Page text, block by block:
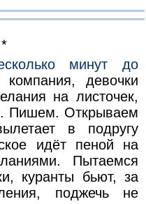
минут до
девочки
на листочек,
Пишем. Открываем
в подругу
идёт пеной на
Пытаемся
куранты бьют, за
поджечь не